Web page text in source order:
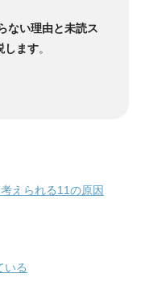
ない理由と未読ス
します。
えられる11の原因
いる